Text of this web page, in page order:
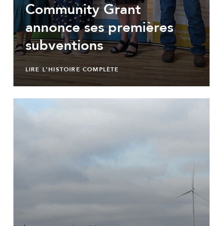
Community Grant
annonce ses premières
subventions
LIRE L’HISTOIRE COMPLÈTE